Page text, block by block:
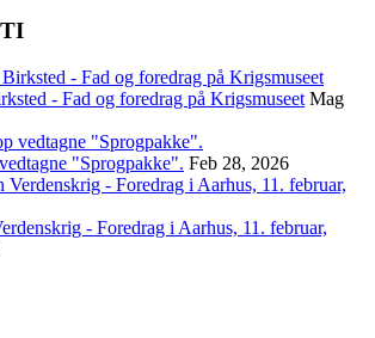
- Fad og foredrag på Krigsmuseet Mag
"Sprogpakke". Feb 28, 2026
- Foredrag i Aarhus, 11. februar,